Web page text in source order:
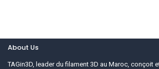
About Us
TAGin3D, leader du filament 3D au Maroc, conçoit